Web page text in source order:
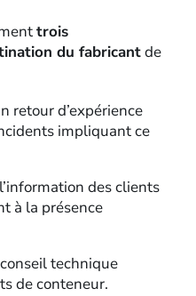
trois
du fabricantde
retour d’expérience
impliquant ce
des clients
à la présence
technique
de conteneur.